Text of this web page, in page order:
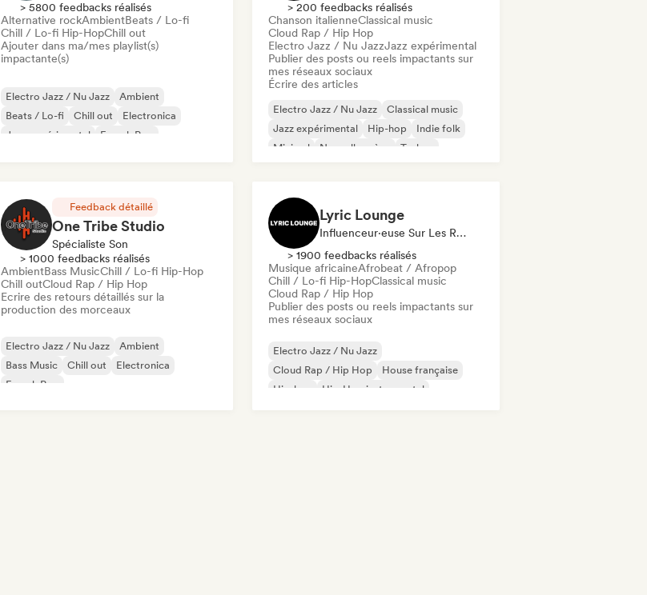
> 5800 feedbacks réalisés
Alternative rockAmbientBeats / Lo-fi
Chill / Lo-fi Hip-HopChill out
Ajouter dans ma/mes playlist(s)
impactante(s)
Electro Jazz / Nu Jazz
Ambient
Beats / Lo-fi
Chill out
Electronica
Jazz expérimental
French Pop
> 200 feedbacks réalisés
Chanson italienneClassical music
Cloud Rap / Hip Hop
Electro Jazz / Nu JazzJazz expérimental
Publier des posts ou reels impactants sur
mes réseaux sociaux
Écrire des articles
Electro Jazz / Nu Jazz
Classical music
Jazz expérimental
Hip-hop
Indie folk
Minimal
Nouvelle scène Techno
Feedback détaillé
One Tribe Studio
Spécialiste Son
> 1000 feedbacks réalisés
AmbientBass MusicChill / Lo-fi Hip-Hop
Chill outCloud Rap / Hip Hop
Ecrire des retours détaillés sur la
production des morceaux
Electro Jazz / Nu Jazz
Ambient
Bass Music
Chill out
Electronica
French Pop
Lyric Lounge
Influenceur·euse Sur Les Réseaux Sociaux
> 1900 feedbacks réalisés
Musique africaineAfrobeat / Afropop
Chill / Lo-fi Hip-HopClassical music
Cloud Rap / Hip Hop
Publier des posts ou reels impactants sur
mes réseaux sociaux
Electro Jazz / Nu Jazz
Cloud Rap / Hip Hop
House française
Hip-hop
Hip-Hop instrumental